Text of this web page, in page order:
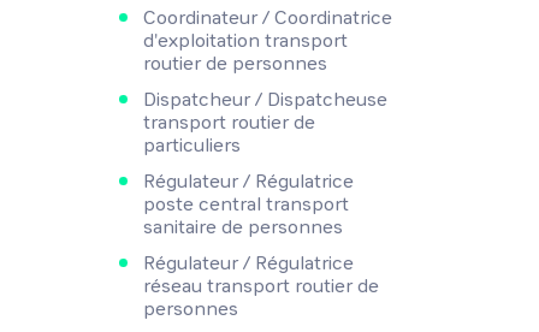
Coordinateur / Coordinatrice
d'exploitation transport
routier de personnes
Dispatcheur / Dispatcheuse
transport routier de
particuliers
Régulateur / Régulatrice
poste central transport
sanitaire de personnes
Régulateur / Régulatrice
réseau transport routier de
personnes